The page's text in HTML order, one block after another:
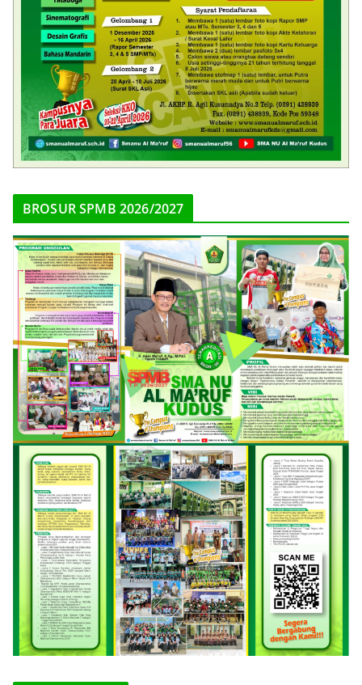
BROSUR SPMB 2026/2027